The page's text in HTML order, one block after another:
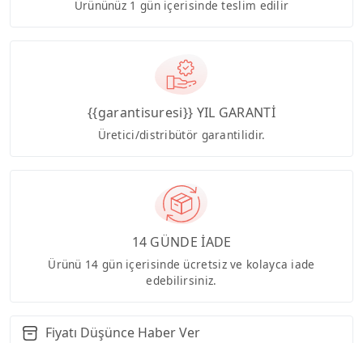
Ürününüz 1 gün içerisinde teslim edilir
{{garantisuresi}} YIL GARANTİ
Üretici/distribütör garantilidir.
14 GÜNDE İADE
Ürünü 14 gün içerisinde ücretsiz ve kolayca iade
edebilirsiniz.
Fiyatı Düşünce Haber Ver